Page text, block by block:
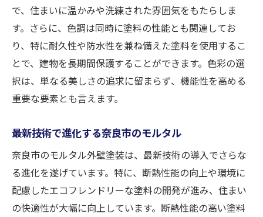
で、住まいに温かみや洗練された雰囲気をもたらしま
す。さらに、色調は同時に塗料の性能とも関連してお
り、特に耐久性や防水性を兼ね備えた塗料を使用するこ
とで、建物を長期間保護することができます。色彩の選
択は、単なる美しさの追求に留まらず、機能性を高める
重要な要素とも言えます。
最新技術で進化する奈良市のモルタル
奈良市のモルタル外壁塗装は、最新技術の導入でさらな
る進化を遂げています。特に、断熱性能の向上や環境に
配慮したエコフレンドリーな塗料の開発が進み、住まい
の快適性が大幅に向上しています。断熱性能の高い塗料